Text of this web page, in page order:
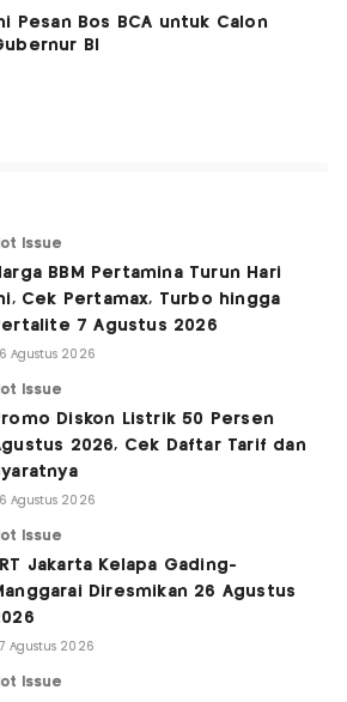
Pesan Bos BCA untuk Calon
BI
Issue
BBM Pertamina Turun Hari
Cek Pertamax, Turbo hingga
7 Agustus 2026
Agustus 2026
Issue
Diskon Listrik 50 Persen
2026, Cek Daftar Tarif dan
Agustus 2026
Issue
Jakarta Kelapa Gading-
Diresmikan 26 Agustus
Agustus 2026
Issue